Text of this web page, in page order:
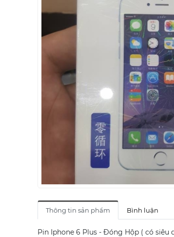
Thông tin sản phẩm Bình luận
Pin Iphone 6 Plus - Đóng Hộp ( có siêu